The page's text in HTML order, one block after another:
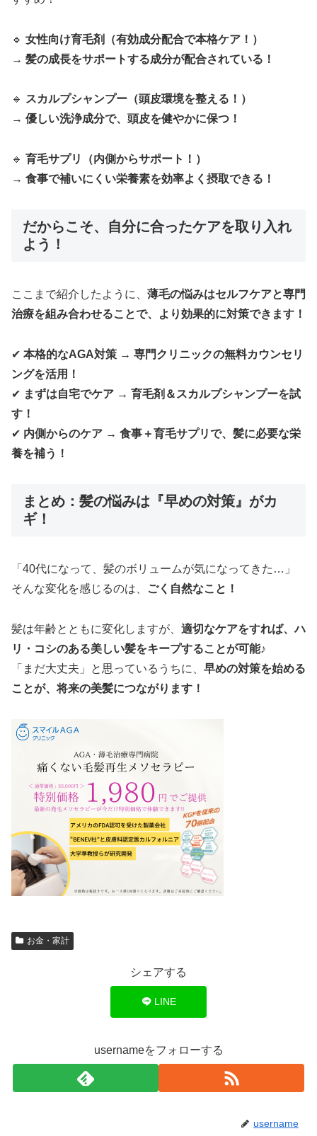
🔹 女性向け育毛剤（有効成分配合で本格ケア！）
→ 髪の成長をサポートする成分が配合されている！
🔹 スカルプシャンプー（頭皮環境を整える！）
→ 優しい洗浄成分で、頭皮を健やかに保つ！
🔹 育毛サプリ（内側からサポート！）
→ 食事で補いにくい栄養素を効率よく摂取できる！
だからこそ、自分に合ったケアを取り入れ
よう！
ここまで紹介したように、 薄毛の悩みはセルフケアと専門
治療を組み合わせることで、より効果的に対策できます！
✔ 本格的なAGA対策 → 専門クリニックの無料カウンセリ
ングを活用！
✔ まずは自宅でケア → 育毛剤＆スカルプシャンプーを試
す！
✔ 内側からのケア → 食事＋育毛サプリで、髪に必要な栄
養を補う！
まとめ：髪の悩みは『早めの対策』がカ
ギ！
「40代になって、髪のボリュームが気になってきた…」
そんな変化を感じるのは、
ごく自然なこと！
髪は年齢とともに変化しますが、 適切なケアをすれば、ハ
リ・コシのある美しい髪をキープすることが可能♪
「まだ大丈夫」と思っているうちに、 早めの対策を始める
ことが、将来の美髪につながります！
お金・家計
シェアする
LINE
usernameをフォローする
username